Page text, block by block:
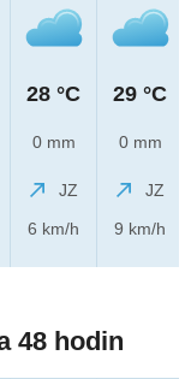
28 °C
0 mm
JZ
6 km/h
29 °C
0 mm
JZ
9 km/h
48 hodin